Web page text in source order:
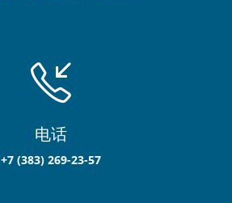
电话
+7 (383) 269-23-57